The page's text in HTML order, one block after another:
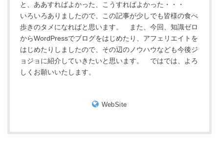
と、ああすればよかった、こうすればよかった・・・
いろいろありましたので、この記事が少しでも皆様の食べ
歩きのタメになればと思います。 また、今回、知識ゼロ
からWordPressでブログをはじめたり、アフェリエイトを
はじめたりしましたので、その辺のノウハウなども今後ジ
ョジョに紹介していきたいと思います。 ではでは、よろ
しくお願いいたします。
WebSite